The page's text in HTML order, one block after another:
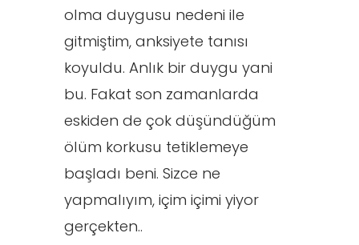
olma duygusu nedeni ile
gitmiştim, anksiyete tanısı
koyuldu. Anlık bir duygu yani
bu. Fakat son zamanlarda
eskiden de çok düşündüğüm
ölüm korkusu tetiklemeye
başladı beni. Sizce ne
yapmalıyım, içim içimi yiyor
gerçekten..